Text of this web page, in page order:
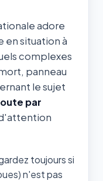
adore
en situation à
complexes
panneau
le sujet
par
toujours si
n'est pas